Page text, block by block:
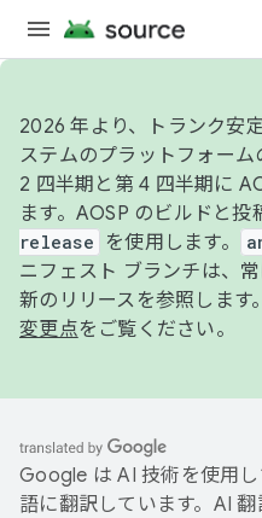
2026 年より、トランク安
ステムのプラットフォー
2 四半期と第 4 四半期に
ます。AOSP のビルドと投
release
を使用します。
ニフェスト ブランチは、
新のリリースを参照します
変更点をご覧ください。
Google は AI 技術を使用
語に翻訳しています。AI